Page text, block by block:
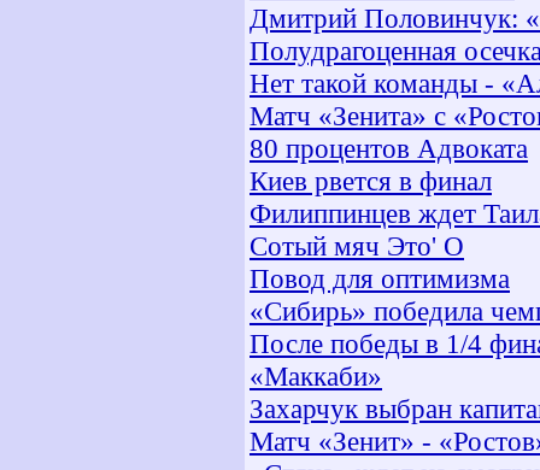
Дмитрий Половинчук:
Полудрагоценная
Нет такой команды -
Матч «Зенита» с
80 процентов Адвоката
Киев рвется в финал
Филиппинцев ждет
Сотый мяч Это' O
Повод для оптимизма
«Сибирь» победила
После победы в 1/4
«Маккаби»
Захарчук выбран
Матч «Зенит» -